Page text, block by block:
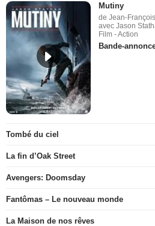
Mutiny
de Jean-
avec Jason
Film - Action
Bande-
Tombé du ciel
La fin d’Oak Street
Avengers: Doomsday
Fantômas – Le nouveau monde
La Maison de nos rêves